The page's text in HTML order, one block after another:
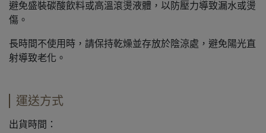
避免盛裝碳酸飲料或高溫滾燙液體，以防壓力導致漏水或燙
傷。
長時間不使用時，請保持乾燥並存放於陰涼處，避免陽光直
射導致老化。
運送方式
出貨時間：